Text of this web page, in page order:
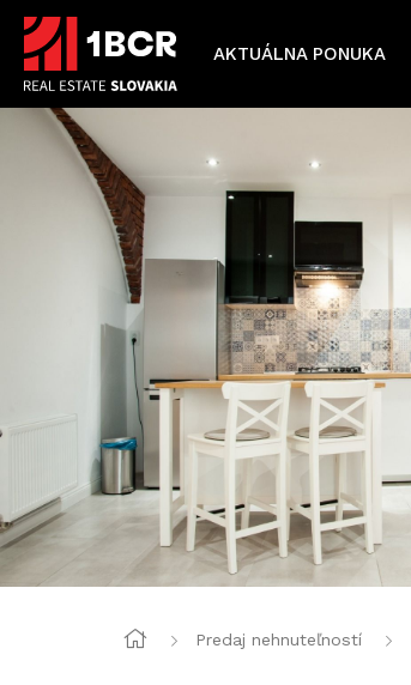
AKTUÁLNA PONUKA
Predaj nehnuteľností